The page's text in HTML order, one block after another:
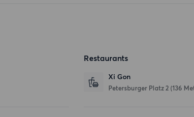
Restaurants
Xi Gon
Petersburger Platz 2 (136